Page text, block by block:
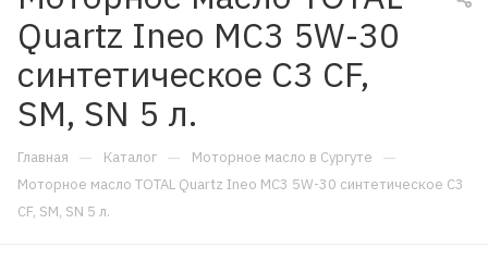
Quartz Ineo МС3 5W-30
синтетическое C3 CF,
SM, SN 5 л.
Главная — Каталог — Моторное масло в Сургуте —
Моторное масло TOTAL Quartz Ineo МС3 5W-30 синтетическое C3
CF, SM, SN 5 л.